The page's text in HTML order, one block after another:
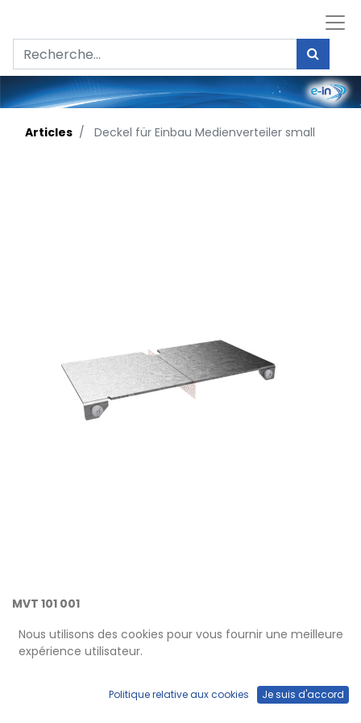
Articles Deckel für Einbau Medienverteiler small
MVT 101 001
Deckel für Einbau Medienverteiler
small
Nous utilisons des cookies pour vous fournir une meilleure
expérience utilisateur.
Politique relative aux cookies Je suis d'accord